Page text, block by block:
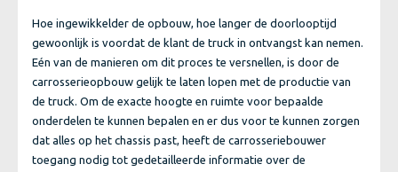
Hoe ingewikkelder de opbouw, hoe langer de doorlooptijd
gewoonlijk is voordat de klant de truck in ontvangst kan nemen.
Eén van de manieren om dit proces te versnellen, is door de
carrosserieopbouw gelijk te laten lopen met de productie van
de truck. Om de exacte hoogte en ruimte voor bepaalde
onderdelen te kunnen bepalen en er dus voor te kunnen zorgen
dat alles op het chassis past, heeft de carrosseriebouwer
toegang nodig tot gedetailleerde informatie over de